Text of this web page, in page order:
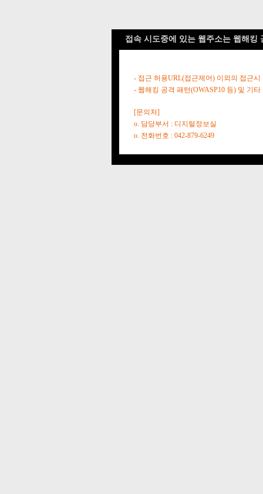
접속 시도중에 있는 웹주소는 웹해킹
- 접근 허용URL(접근제어) 이외의 접근시
- 웹해킹 공격 패턴(OWASP10 등) 및 기
[문의처]
o. 담당부서 : 디지털정보실
o. 전화번호 : 042-879-6249